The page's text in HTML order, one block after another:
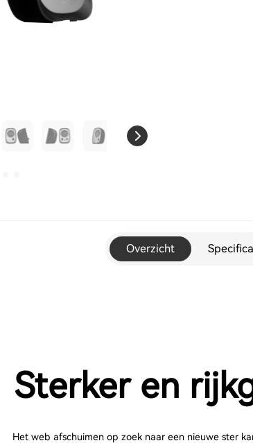
Overzicht
Sterker en
Het web afschuimen op zoek naar een nieuwe ster